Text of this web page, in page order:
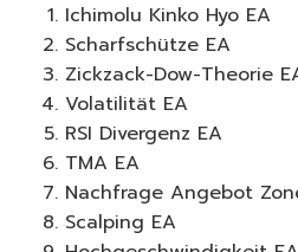
Ichimolu Kinko Hyo EA
Scharfschütze EA
Zickzack-Dow-Theorie
Volatilität EA
RSI Divergenz EA
TMA EA
Nachfrage Angebot
Scalping EA